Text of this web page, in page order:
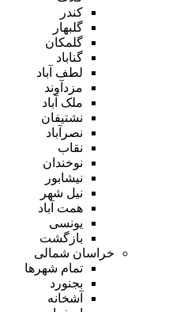
کندر
گلبهار
گلمکان
گناباد
لطف آباد
مزدآوند
ملک آباد
نشتیفان
نصرآباد
نقاب
نوخندان
نیشابور
نیل شهر
همت آباد
یونسی
بازگشت
خراسان شمالی
تمام شهر‌ها
بجنورد
آشخانه